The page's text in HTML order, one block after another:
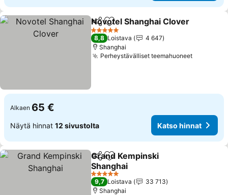
Jaa Lisää suosikkeihin
Novotel Shanghai Clover
5 Tähtiluokitus
8,8 Loistava
4 647
Shanghai
Perheystävälliset teemahuoneetKatso
Alkaen 65 €
Näytä hinnat 12 sivustolta Katso hinnat
Jaa Lisää suosikkeihin
Grand Kempinski
Shanghai
Katso hinnat
5 Tähtiluokitus
9,7 Loistava
33 713
Shanghai